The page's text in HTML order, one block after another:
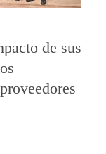
de sus